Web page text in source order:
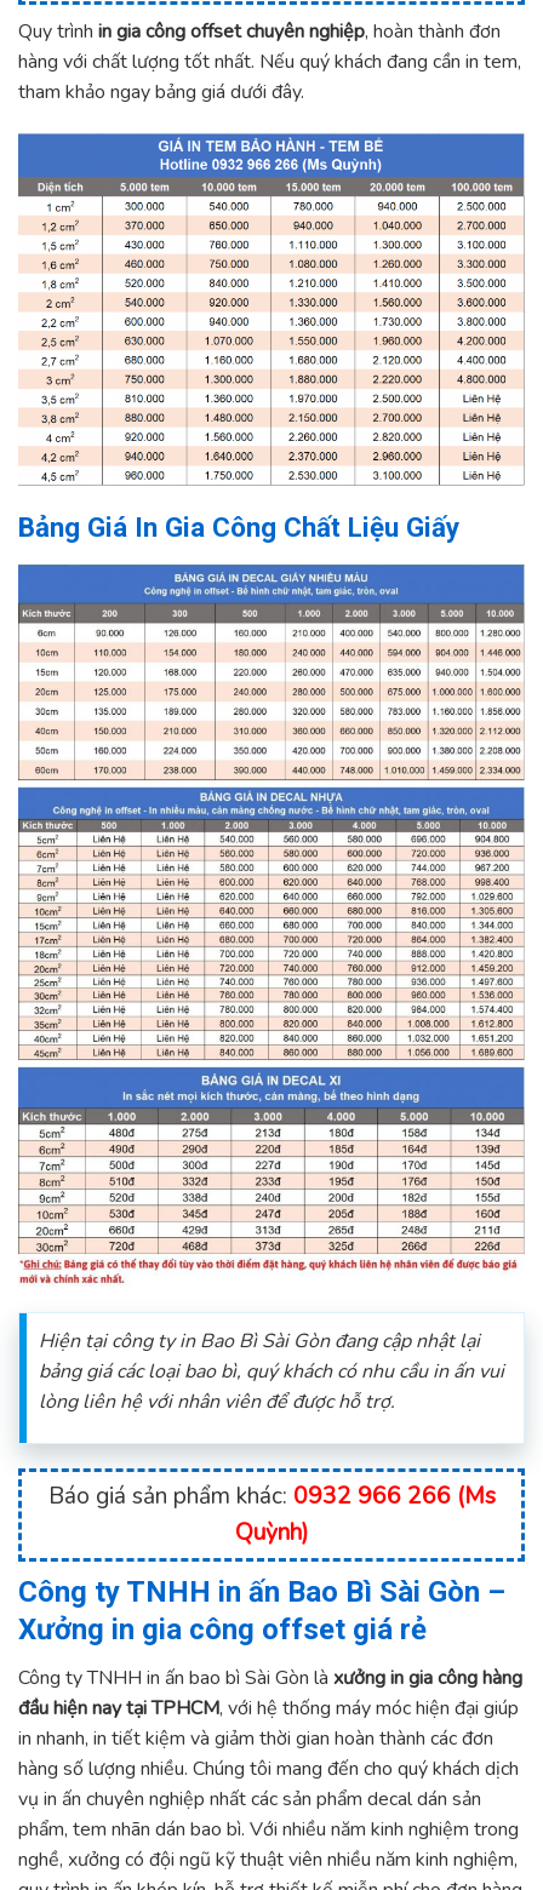
Quy trình in gia công offset chuyên nghiệp, hoàn thành đơn
hàng với chất lượng tốt nhất. Nếu quý khách đang cần in tem,
tham khảo ngay bảng giá dưới đây.
Bảng Giá In Gia Công Chất Liệu Giấy
Hiện tại công ty in Bao Bì Sài Gòn đang cập nhật lại
bảng giá các loại bao bì, quý khách có nhu cầu in ấn vui
lòng liên hệ với nhân viên để được hỗ trợ.
Báo giá sản phẩm khác: 0932 966 266 (Ms
Quỳnh)
Công ty TNHH in ấn Bao Bì Sài Gòn –
Xưởng in gia công offset giá rẻ
Công ty TNHH in ấn bao bì Sài Gòn là xưởng in gia công hàng
đầu hiện nay tại TPHCM, với hệ thống máy móc hiện đại giúp
in nhanh, in tiết kiệm và giảm thời gian hoàn thành các đơn
hàng số lượng nhiều. Chúng tôi mang đến cho quý khách dịch
vụ in ấn chuyên nghiệp nhất các sản phẩm decal dán sản
phẩm, tem nhãn dán bao bì. Với nhiều năm kinh nghiệm trong
nghề, xưởng có đội ngũ kỹ thuật viên nhiều năm kinh nghiệm,